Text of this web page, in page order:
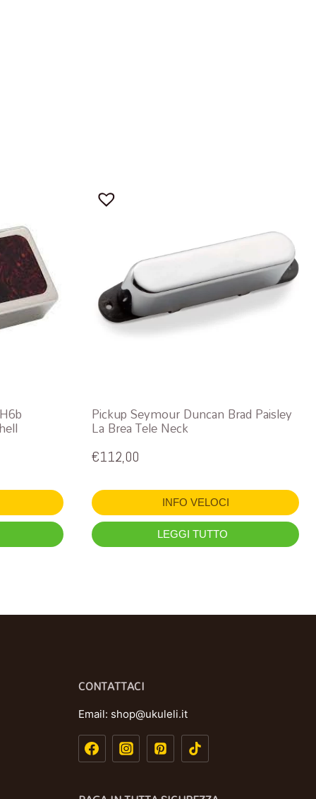
Pickup Seymour Duncan Brad Paisley
La Brea Tele Neck
€112,00
INFO VELOCI
LEGGI TUTTO
CONTATTACI
Email: shop@ukuleli.it